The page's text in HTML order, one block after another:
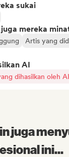
sukai
mereka
Artis yang
AI
dihasilkan oleh AI
juga
ini...